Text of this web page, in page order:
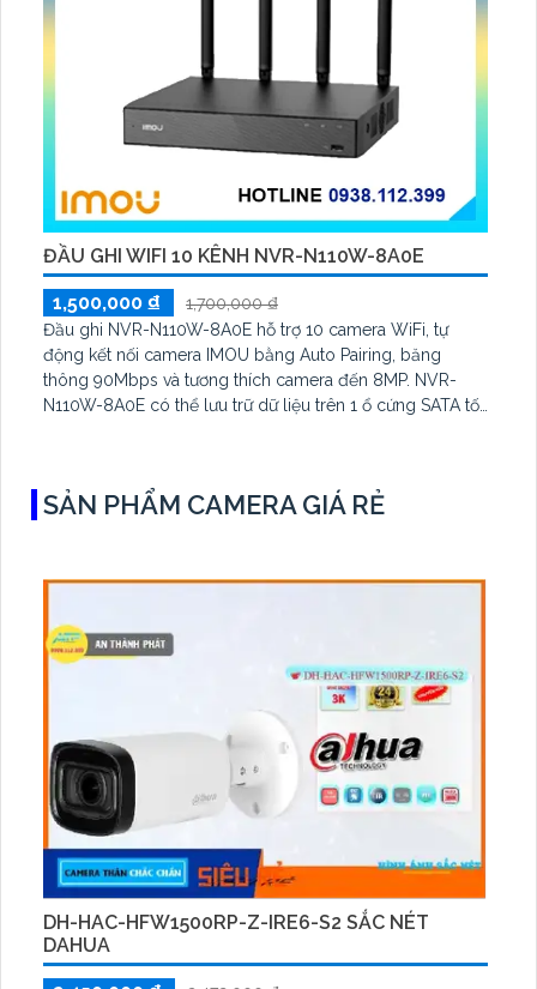
ĐẦU GHI WIFI 10 KÊNH NVR-N110W-8A0E
1,500,000 ₫
1,700,000 ₫
Đầu ghi NVR-N110W-8A0E hỗ trợ 10 camera WiFi, tự
động kết nối camera IMOU bằng Auto Pairing, băng
thông 90Mbps và tương thích camera đến 8MP. NVR-
N110W-8A0E có thể lưu trữ dữ liệu trên 1 ổ cứng SATA tối
SẢN PHẨM CAMERA GIÁ RẺ
DH-HAC-HFW1500RP-Z-IRE6-S2 SẮC NÉT
DAHUA